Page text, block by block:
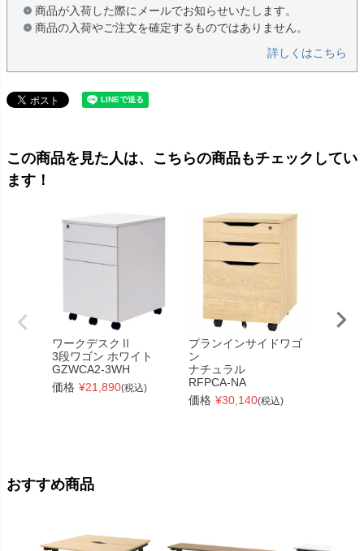
商品が入荷した際にメールでお知らせいたします。
商品の入荷やご注文を確定するものではありません。
詳しくはこちら
この商品を見た人は、こちらの商品もチェックしてい
ます！
ワークデスクⅡ
3段ワゴン ホワイト
GZWCA2-3WH
価格 ¥21,890(税込)
プランインサイドワゴ
ン
ナチュラル
RFPCA-NA
価格 ¥30,140(税込)
おすすめ商品